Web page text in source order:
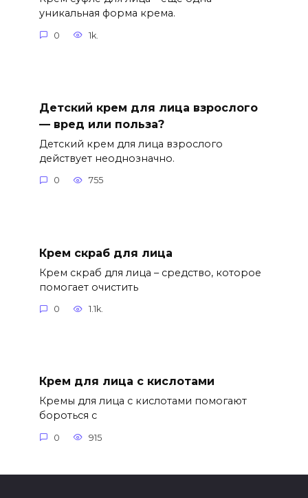
уникальная форма крема.
0 1k.
Детский крем для лица взрослого
— вред или польза?
Детский крем для лица взрослого
действует неоднозначно.
0 755
Крем скраб для лица
Крем скраб для лица – средство, которое
помогает очистить
0 1.1k.
Крем для лица с кислотами
Кремы для лица с кислотами помогают
бороться с
0 915